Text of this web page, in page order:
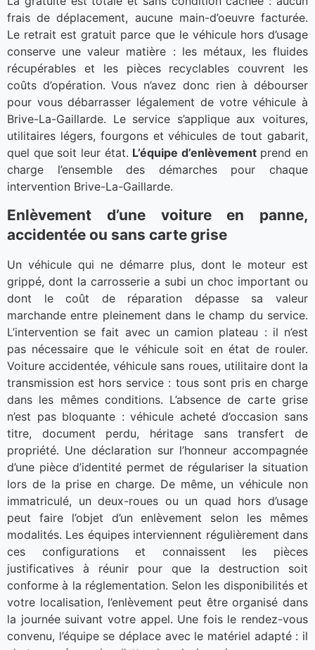
frais de déplacement, aucune main-d’oeuvre facturée.
Le retrait est gratuit parce que le véhicule hors d’usage
conserve une valeur matière : les métaux, les fluides
récupérables et les pièces recyclables couvrent les
coûts d’opération. Vous n’avez donc rien à débourser
pour vous débarrasser légalement de votre véhicule à
Brive-La-Gaillarde. Le service s’applique aux voitures,
utilitaires légers, fourgons et véhicules de tout gabarit,
quel que soit leur état. L’équipe d’enlèvementprend en
charge l’ensemble des démarches pour chaque
intervention Brive-La-Gaillarde.
Enlèvement d’une voiture en panne,
accidentée ou sans carte grise
Un véhicule qui ne démarre plus, dont le moteur est
grippé, dont la carrosserie a subi un choc important ou
dont le coût de réparation dépasse sa valeur
marchande entre pleinement dans le champ du service.
L’intervention se fait avec un camion plateau : il n’est
pas nécessaire que le véhicule soit en état de rouler.
Voiture accidentée, véhicule sans roues, utilitaire dont la
transmission est hors service : tous sont pris en charge
dans les mêmes conditions. L’absence de carte grise
n’est pas bloquante : véhicule acheté d’occasion sans
titre, document perdu, héritage sans transfert de
propriété. Une déclaration sur l’honneur accompagnée
d’une pièce d’identité permet de régulariser la situation
lors de la prise en charge. De même, un véhicule non
immatriculé, un deux-roues ou un quad hors d’usage
peut faire l’objet d’un enlèvement selon les mêmes
modalités. Les équipes interviennent régulièrement dans
ces configurations et connaissent les pièces
justificatives à réunir pour que la destruction soit
conforme à la réglementation. Selon les disponibilités et
votre localisation, l’enlèvement peut être organisé dans
la journée suivant votre appel. Une fois le rendez-vous
convenu, l’équipe se déplace avec le matériel adapté : il